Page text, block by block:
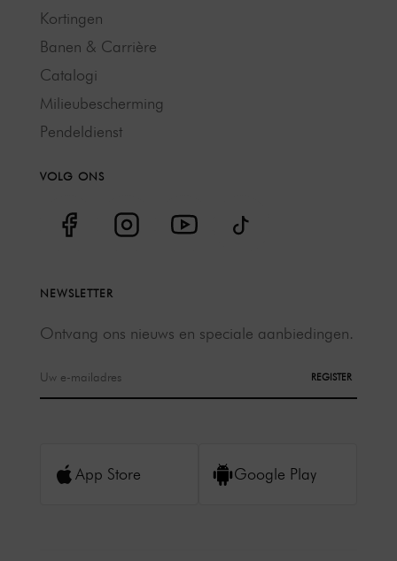
Kortingen
Banen & Carrière
Catalogi
Milieubescherming
Pendeldienst
VOLG ONS
NEWSLETTER
Ontvang ons nieuws en speciale aanbiedingen.
REGISTER
App Store Google Play